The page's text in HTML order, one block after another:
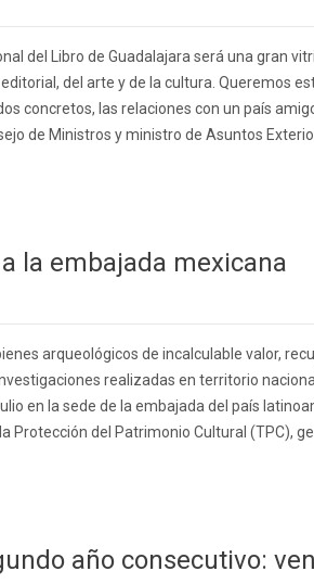
del Libro de Guadalajara será una gran
del arte y de la cultura. Queremos
concretos, las relaciones con un país
de Ministros y ministro de Asuntos
la embajada mexicana
arqueológicos de incalculable valor,
realizadas en territorio
en la sede de la embajada del país
Protección del Patrimonio Cultural (TPC),
año consecutivo: